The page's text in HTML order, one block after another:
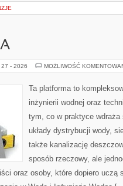
27 - 2026 MOŻLIWOŚĆ
Ta platforma to
inżynierii wodnej oraz
tym, co w praktyce
układy dystrybucji wody,
także kanalizację
sposób rzeczowy, ale
oraz osoby, które dopiero uczą